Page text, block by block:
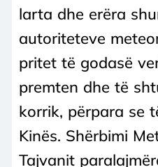
larta dhe erëra
autoriteteve
pritet të godasë
premten dhe të
korrik, përpara se
Kinës. Shërbimi
Tajvanit